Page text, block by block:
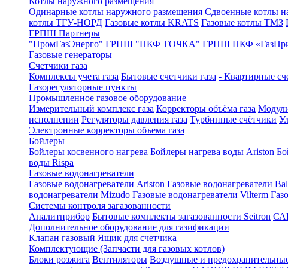
Одинарные котлы наружного размещения Сдвоенные котлы
котлы ТГУ-НОРД Газовые котлы KRATS Газовые котлы ТМЗ
ГРПШ Партнеры
"ПромГазЭнерго" ГРПШ "ПКФ ТОЧКА" ГРПШ ПКФ
Газовые генераторы
Счетчики газа
Комплексы учета газа Бытовые счетчики газа - Квартирные
Газорегуляторные пункты
Промышленное газовое оборудование
Измерительный комплекс газа Корректоры объёма газа
исполнении Регуляторы давления газа Турбинные счётчики
Электронные корректоры объема газа
Бойлеры
Бойлеры косвенного нагрева Бойлеры нагрева воды Ariston
воды Rispa
Газовые водонагреватели
Газовые водонагреватели Ariston Газовые водонагреватели
водонагреватели Mizudo Газовые водонагреватели Vilterm
Системы контроля загазованности
Аналитприбор Бытовые комплекты загазованности Seitron
Дополнительное оборудование для газификации
Клапан газовый Ящик для счетчика
Комплектующие (Запчасти для газовых котлов)
Блоки розжига Вентиляторы Воздушные и